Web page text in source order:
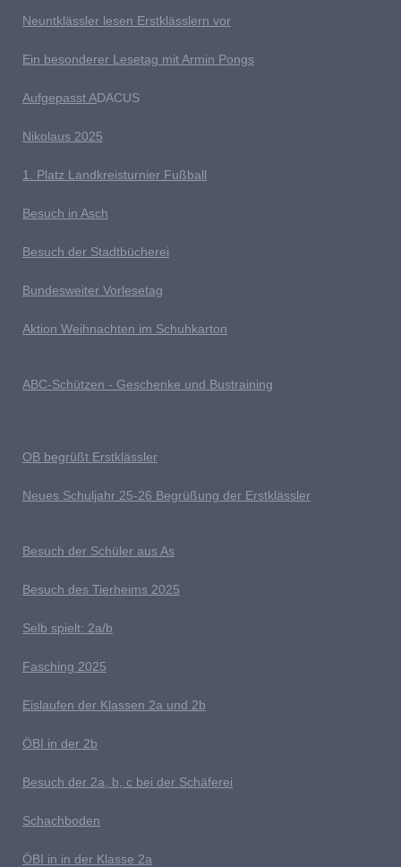
Neuntklässler lesen Erstklässlern vor
Ein besonderer Lesetag mit Armin Pongs
Aufgepasst ADACUS
Nikolaus 2025
1. Platz Landkreisturnier Fußball
Besuch in Asch
Besuch der Stadtbücherei
Bundesweiter Vorlesetag
Aktion Weihnachten im Schuhkarton
ABC-Schützen - Geschenke und Bustraining
OB begrüßt Erstklässler
Neues Schuljahr 25-26 Begrüßung der Erstklässler
Besuch der Schüler aus As
Besuch des Tierheims 2025
Selb spielt: 2a/b
Fasching 2025
Eislaufen der Klassen 2a und 2b
ÖBI in der 2b
Besuch der 2a, b, c bei der Schäferei
Schachboden
ÖBI in in der Klasse 2a